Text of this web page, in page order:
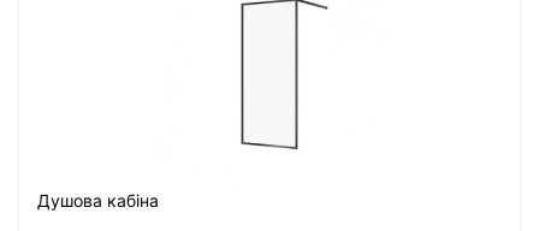
Душова кабіна